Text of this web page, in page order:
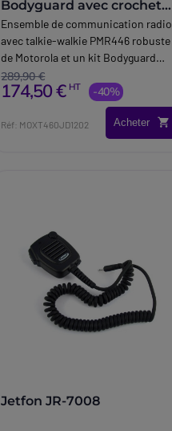
Bodyguard avec crochet
d'oreille
Ensemble de communication radio
avec talkie-walkie PMR446 robuste
de Motorola et un kit Bodyguard
avec crochet d'oreille.
289,90 €
174,50 € HT -40%
Réf: MOXT460JD1202 Acheter
Jetfon JR-7008